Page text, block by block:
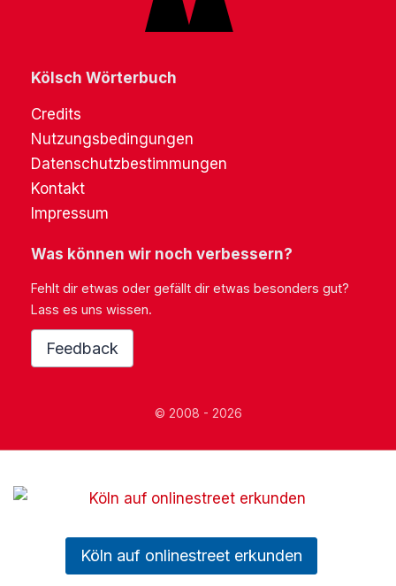
Kölsch Wörterbuch
Credits
Nutzungsbedingungen
Datenschutzbestimmungen
Kontakt
Impressum
Was können wir noch verbessern?
Fehlt dir etwas oder gefällt dir etwas besonders gut?
Lass es uns wissen.
Feedback
© 2008 - 2026
Köln auf onlinestreet erkunden